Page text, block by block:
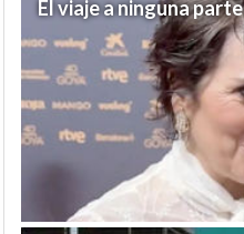
El viaje a ninguna parte